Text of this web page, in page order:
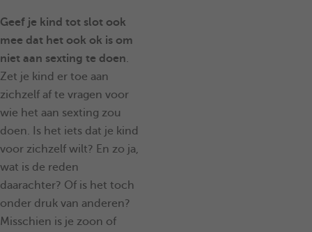
Geef je kind tot slot ook
mee dat het ook ok is om
niet aan sexting te doen
Zet je kind er toe aan
zichzelf af te vragen voor
wie het aan sexting zou
doen. Is het iets dat je kind
voor zichzelf wilt? En zo ja,
wat is de reden
daarachter? Of is het toch
onder druk van anderen?
Misschien is je zoon of